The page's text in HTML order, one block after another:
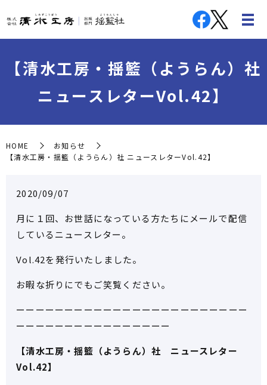
【清水工房・揺籃（ようらん）社
ニュースレターVol.42】
HOME
お知らせ
【清水工房・揺籃（ようらん）社 ニュースレターVol.42】
2020/09/07
月に１回、お世話になっている方たちにメールで配信
しているニュースレター。
Vol.42を発行いたしました。
お暇な折りにでもご笑覧ください。
ーーーーーーーーーーーーーーーーーーーーーーーー
ーーーーーーーーーーーーーーーー
【清水工房・揺籃（ようらん）社 ニュースレター
Vol.42】